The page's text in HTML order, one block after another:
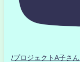
/プロジェクトA子さ